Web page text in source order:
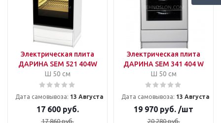
Электрическая плита
ДАРИНА SEM 521 404W
Ш 50 см
Дата самовывоза: 13 Августа
17 600руб.
17 860руб.
Электрическая плита
ДАРИНА SEM 341 404 W
Ш 50 см
Дата самовывоза: 13 Августа
19 970 руб. /шт
20 280руб.